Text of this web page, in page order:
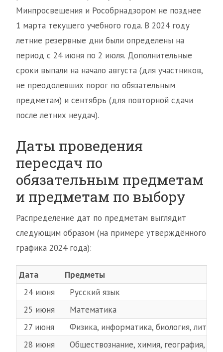
Минпросвещения и Рособрнадзором не позднее
1 марта текущего учебного года. В 2024 году
летние резервные дни были определены на
период с 24 июня по 2 июля. Дополнительные
сроки выпали на начало августа (для участников,
не преодолевших порог по обязательным
предметам) и сентябрь (для повторной сдачи
после летних неудач).
Даты проведения
пересдач по
обязательным предметам
и предметам по выбору
Распределение дат по предметам выглядит
следующим образом (на примере утверждённого
графика 2024 года):
Дата
Предметы
24 июня
Русский язык
25 июня
Математика
27 июня
Физика, информатика, биология,
28 июня
Обществознание, химия, география,